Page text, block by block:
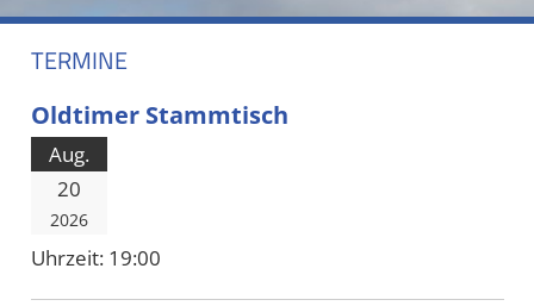
TERMINE
Oldtimer Stammtisch
Aug.
20
2026
Uhrzeit: 19:00